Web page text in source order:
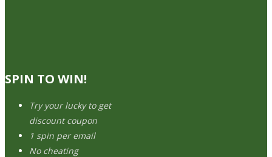
SPIN TO WIN!
Try your lucky to get
discount coupon
1 spin per email
No cheating